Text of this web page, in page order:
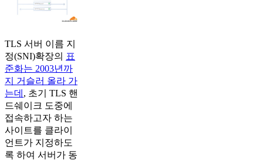
TLS 서버 이름 지
정(SNI)확장의 표
준화는 2003년까
지 거슬러 올라 가
는데 , 초기 TLS 핸
드쉐이크 도중에
접속하고자 하는
사이트를 클라이
언트가 지정하도
록 하여 서버가 동